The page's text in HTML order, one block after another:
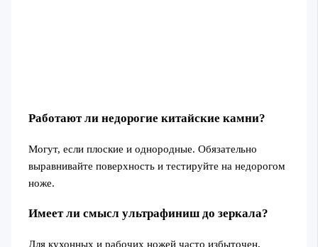
Работают ли недорогие китайские камни?
Могут, если плоские и однородные. Обязательно
выравнивайте поверхность и тестируйте на недорогом
ноже.
Имеет ли смысл ультрафиниш до зеркала?
Для кухонных и рабочих ножей часто избыточен.